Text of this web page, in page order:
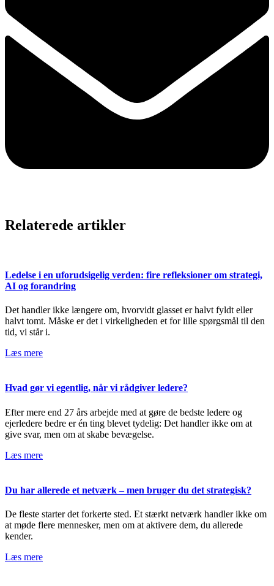
Relaterede artikler
Ledelse i en uforudsigelig verden: fire refleksioner om strategi,
AI og forandring
Det handler ikke længere om, hvorvidt glasset er halvt fyldt eller
halvt tomt. Måske er det i virkeligheden et for lille spørgsmål til den
tid, vi står i.
Læs mere
Hvad gør vi egentlig, når vi rådgiver ledere?
Efter mere end 27 års arbejde med at gøre de bedste ledere og
ejerledere bedre er én ting blevet tydelig: Det handler ikke om at
give svar, men om at skabe bevægelse.
Læs mere
Du har allerede et netværk – men bruger du det strategisk?
De fleste starter det forkerte sted. Et stærkt netværk handler ikke om
at møde flere mennesker, men om at aktivere dem, du allerede
kender.
Læs mere